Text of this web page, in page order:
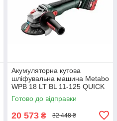
Акумуляторна кутова
шліфувальна машина Metabo
WPB 18 LT BL 11-125 QUICK
(613057660) 2X5.5AH LIHD
Готово до відправки
20 573 ₴ 32 448 ₴